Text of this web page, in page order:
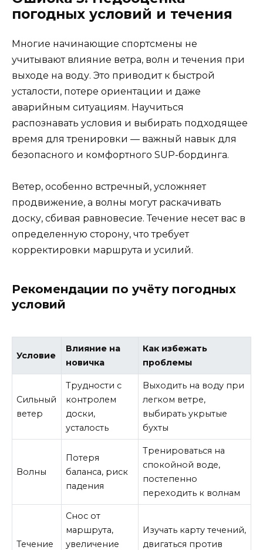
погодных условий и течения
Многие начинающие спортсмены не
учитывают влияние ветра, волн и течения при
выходе на воду. Это приводит к быстрой
усталости, потере ориентации и даже
аварийным ситуациям. Научиться
распознавать условия и выбирать подходящее
время для тренировки — важный навык для
безопасного и комфортного SUP-бординга.
Ветер, особенно встречный, усложняет
продвижение, а волны могут раскачивать
доску, сбивая равновесие. Течение несет вас в
определенную сторону, что требует
корректировки маршрута и усилий.
Рекомендации по учёту погодных
условий
Условие
Влияние на
новичка
Как избежать
проблемы
Сильный
ветер
Трудности с
контролем
доски,
усталость
Выходить на воду при
легком ветре,
выбирать укрытые
бухты
Волны
Потеря
баланса, риск
падения
Тренироваться на
спокойной воде,
постепенно
переходить к волнам
Течение
Снос от
маршрута,
увеличение
Изучать карту течений,
двигаться против